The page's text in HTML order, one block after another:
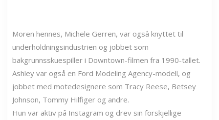
Moren hennes, Michele Gerren, var også knyttet til
underholdningsindustrien og jobbet som
bakgrunnsskuespiller i Downtown-filmen fra 1990-tallet.
Ashley var også en Ford Modeling Agency-modell, og
jobbet med motedesignere som Tracy Reese, Betsey
Johnson, Tommy Hilfiger og andre.
Hun var aktiv på Instagram og drev sin forskjellige